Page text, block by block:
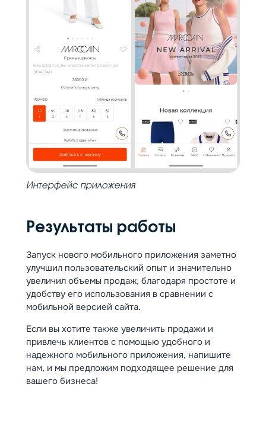
Интерфейс приложения
Результаты работы
Запуск нового мобильного приложения заметно
улучшил пользовательский опыт и значительно
увеличил объемы продаж, благодаря простоте и
удобству его использования в сравнении с
мобильной версией сайта.
Если вы хотите также увеличить продажи и
привлечь клиентов с помощью удобного и
надежного мобильного приложения, напишите
нам, и мы предложим подходящее решение для
вашего бизнеса!